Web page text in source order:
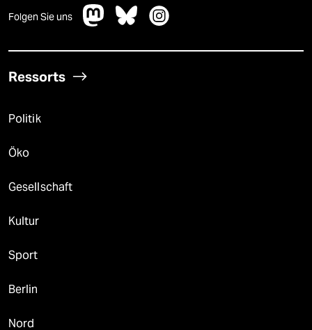
Folgen Sie uns
Ressorts
Politik
Öko
Gesellschaft
Kultur
Sport
Berlin
Nord